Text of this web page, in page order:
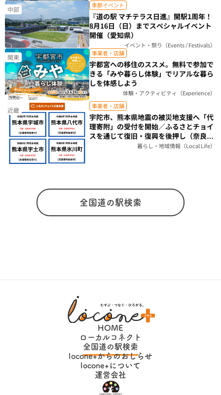
中部 季節イベント
『道の駅 マチテラス日進』開駅1周年！
8月16日（日）までスペシャルイベント
開催（愛知県）
イベント・祭り（Events / Festivals）
関東 事業者・店舗
宇都宮への移住のススメ。無料で参加で
きる「みや暮らし体験」でリアルな暮ら
しを体感しよう
体験・アクティビティ（Experience）
近畿 事業者・店舗
宇陀市、熊本県地震の被災地支援へ「代
理寄附」の受付を開始／ふるさとチョイ
スを通じて復旧・復興を後押し（奈良
暮らし・地域情報（Local Life）
全国道の駅検索
HOME
ローカルコネクト
全国道の駅検索
locone+からのおしらせ
locone+について
運営会社